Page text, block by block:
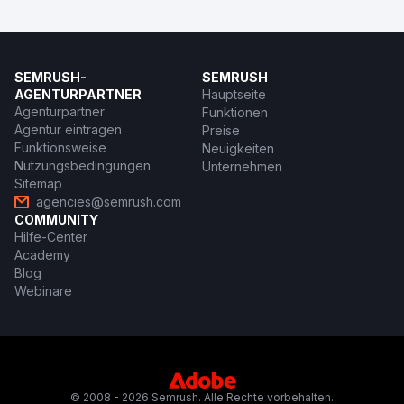
Wachstum seiner Benutzer
Zur Agenturseite
SEMRUSH-
AGENTURPARTNER
Agenturpartner
Agentur eintragen
Funktionsweise
Nutzungsbedingungen
Sitemap
agencies@semrush.com
SEMRUSH
Hauptseite
Funktionen
Preise
Neuigkeiten
Unternehmen
COMMUNITY
Hilfe-Center
Academy
Blog
Webinare
© 2008 - 2026 Semrush. Alle Rechte vorbehalten.